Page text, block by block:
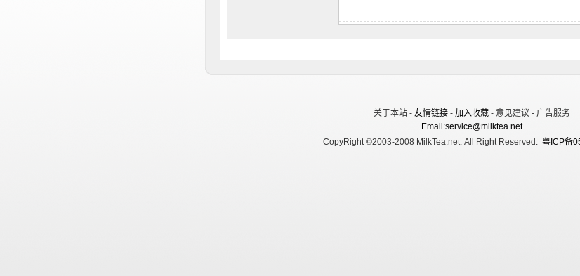
关于本站 - 友情链接 - 加入收藏 - 意见建议 - 广告服务
Email:service@milktea.net
CopyRight ©2003-2008 MilkTea.net. All Right Reserved. 粤ICP备